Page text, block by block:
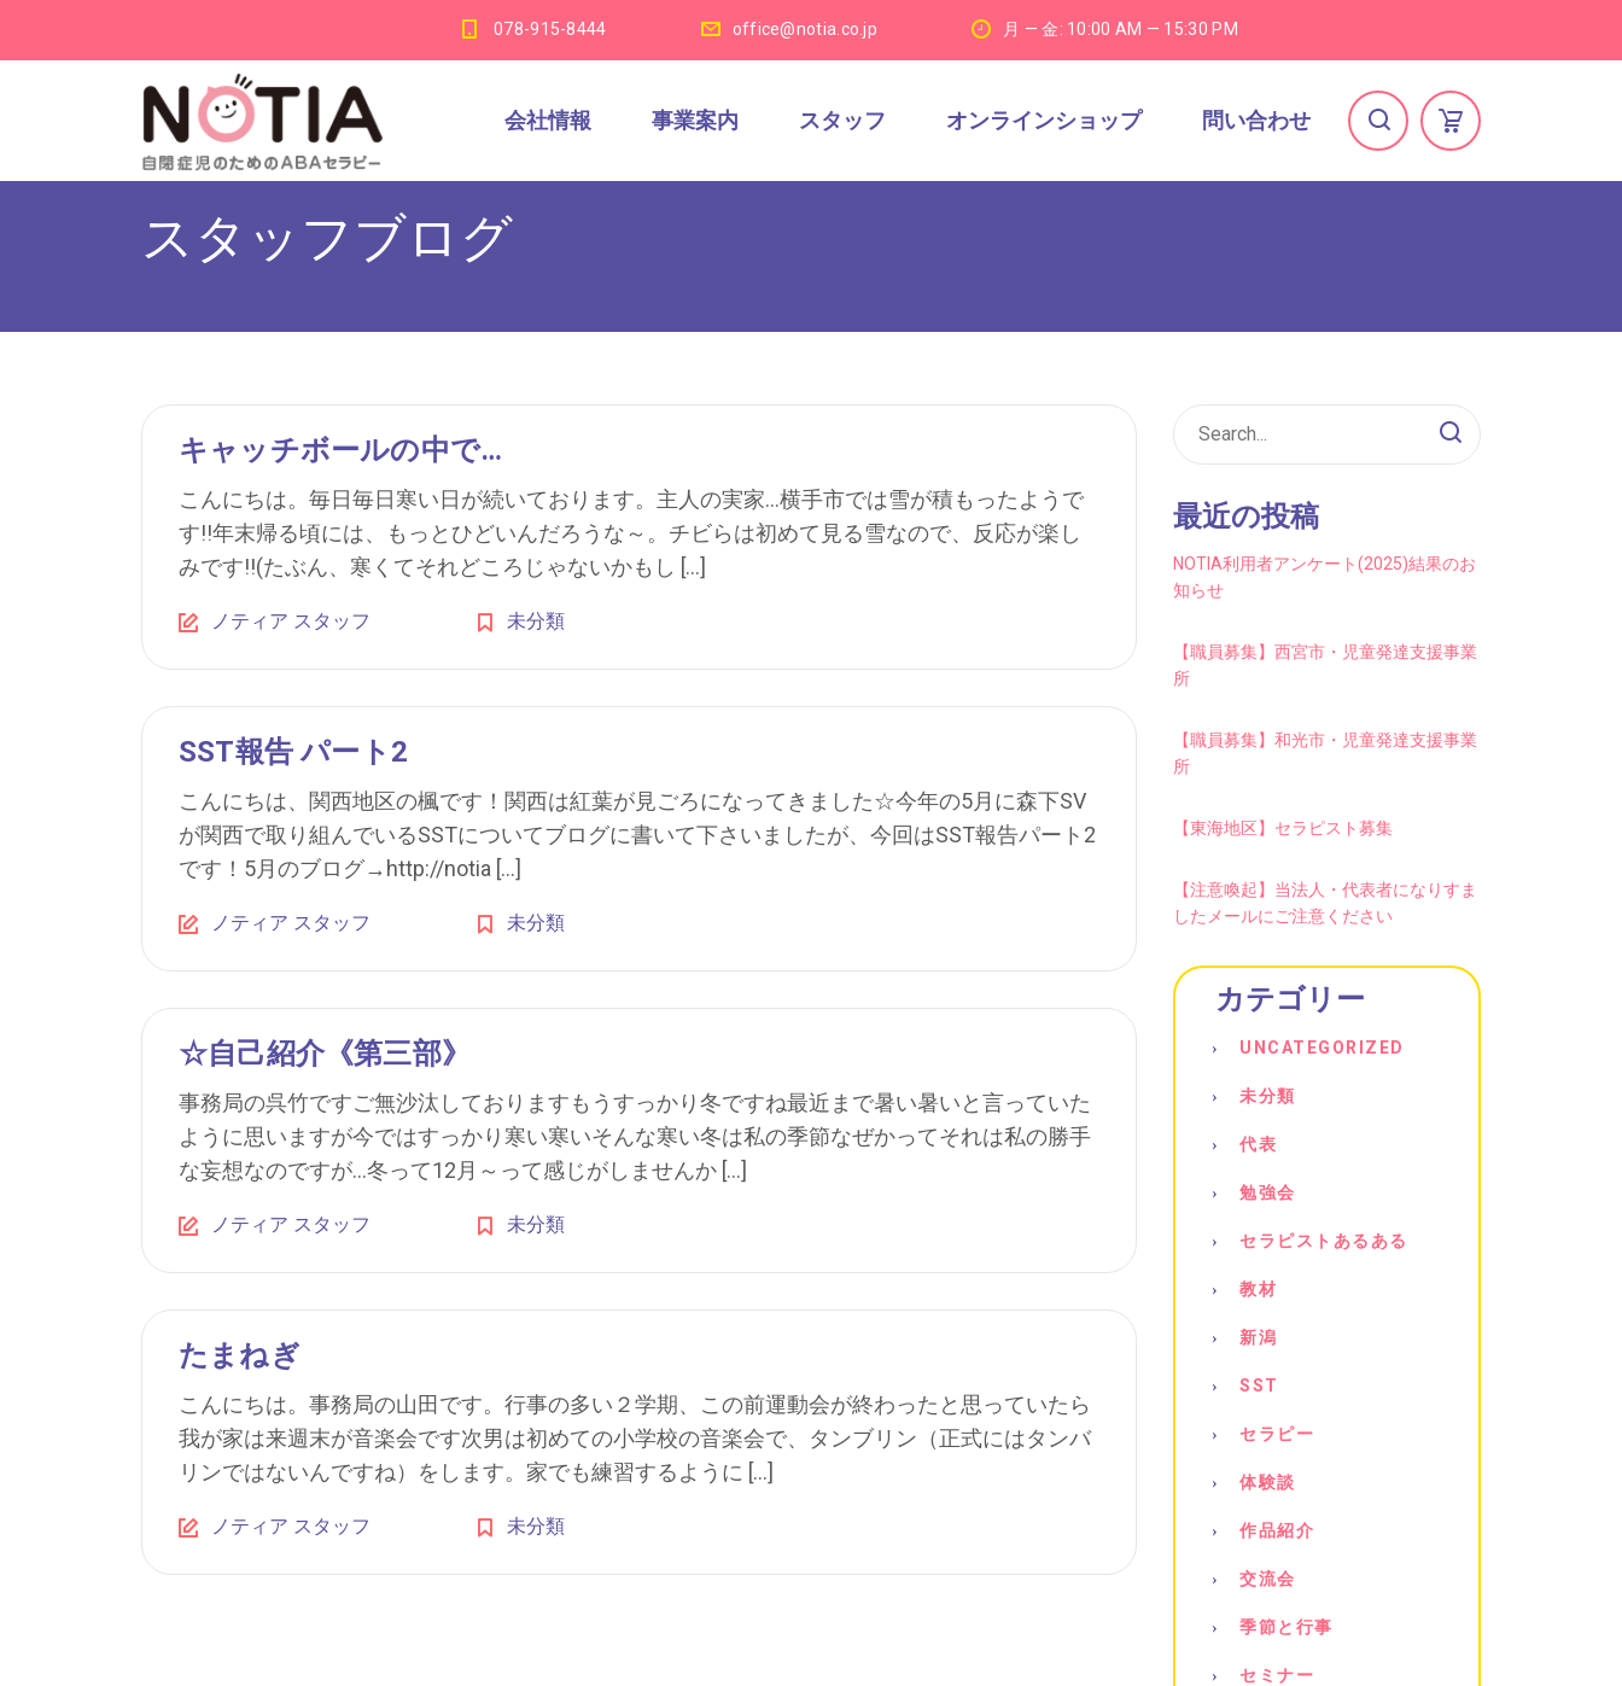
078-915-8444 office@notia.co.jp 月 — 金: 10:00 AM — 15:30 PM
会社情報 事業案内 スタッフ オンラインショップ 問い合わせ
スタッフブログ
キャッチボールの中で…
こんにちは。毎日毎日寒い日が続いております。主人の実家…横手市では雪が積もったようで
す!!年末帰る頃には、もっとひどいんだろうな～。チビらは初めて見る雪なので、反応が楽し
みです!!(たぶん、寒くてそれどころじゃないかもし […]
ノティア スタッフ 未分類
SST報告 パート2
こんにちは、関西地区の楓です！関西は紅葉が見ごろになってきました☆今年の5月に森下SV
が関西で取り組んでいるSSTについてブログに書いて下さいましたが、今回はSST報告パート2
です！5月のブログ→http://notia […]
ノティア スタッフ 未分類
☆自己紹介《第三部》
事務局の呉竹ですご無沙汰しておりますもうすっかり冬ですね最近まで暑い暑いと言っていた
ように思いますが今ではすっかり寒い寒いそんな寒い冬は私の季節なぜかってそれは私の勝手
な妄想なのですが…冬って12月～って感じがしませんか […]
ノティア スタッフ 未分類
たまねぎ
こんにちは。事務局の山田です。行事の多い２学期、この前運動会が終わったと思っていたら
我が家は来週末が音楽会です次男は初めての小学校の音楽会で、タンブリン（正式にはタンバ
リンではないんですね）をします。家でも練習するように […]
ノティア スタッフ 未分類
最近の投稿
NOTIA利用者アンケート(2025)結果のお
知らせ
【職員募集】西宮市・児童発達支援事業
所
【職員募集】和光市・児童発達支援事業
所
【東海地区】セラピスト募集
【注意喚起】当法人・代表者になりすま
したメールにご注意ください
カテゴリー
UNCATEGORIZED
未分類
代表
勉強会
セラピストあるある
教材
新潟
SST
セラピー
体験談
作品紹介
交流会
季節と行事
セミナー